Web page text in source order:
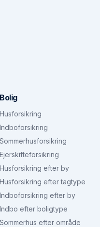
Bolig
Husforsikring
Indboforsikring
Sommerhusforsikring
Ejerskifteforsikring
Husforsikring efter by
Husforsikring efter tagtype
Indboforsikring efter by
Indbo efter boligtype
Sommerhus efter område